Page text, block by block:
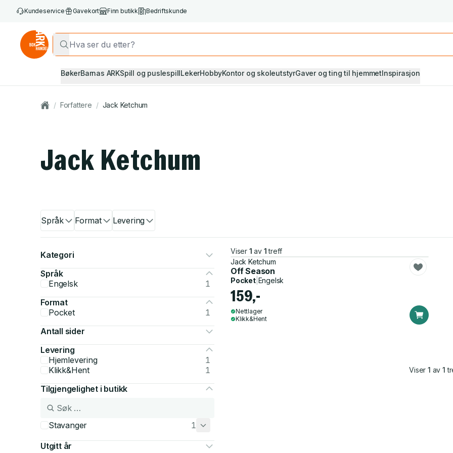
Kundeservice Gavekort Finn butikk Bedriftskunde
BøkerBarnas ARKSpill og puslespillLekerHobbyKontor og skoleutstyrGaver og ting til hjemmetInspirasjon
/ Forfattere / Jack Ketchum
Jack Ketchum
Språk Format Levering
Kategori
Språk
Engelsk
1
Format
Pocket
1
Antall sider
Levering
Hjemlevering
1
Klikk&Hent
1
Tilgjengelighet i butikk
Stavanger 1
Utgitt år
Viser 1 av 1 treff
Jack Ketchum
Off Season
Pocket| Engelsk
159,-
Nettlager
Klikk&Hent
Viser1 av 1